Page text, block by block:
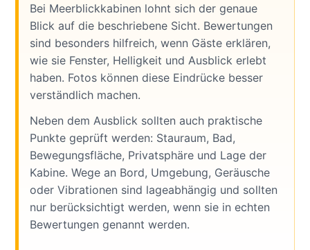
Bei Meerblickkabinen lohnt sich der genaue
Blick auf die beschriebene Sicht. Bewertungen
sind besonders hilfreich, wenn Gäste erklären,
wie sie Fenster, Helligkeit und Ausblick erlebt
haben. Fotos können diese Eindrücke besser
verständlich machen.
Neben dem Ausblick sollten auch praktische
Punkte geprüft werden: Stauraum, Bad,
Bewegungsfläche, Privatsphäre und Lage der
Kabine. Wege an Bord, Umgebung, Geräusche
oder Vibrationen sind lageabhängig und sollten
nur berücksichtigt werden, wenn sie in echten
Bewertungen genannt werden.